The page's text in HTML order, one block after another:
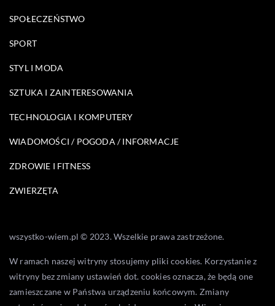
SPOŁECZEŃSTWO
SPORT
STYL I MODA
SZTUKA I ZAINTERESOWANIA
TECHNOLOGIA I KOMPUTERY
WIADOMOŚCI / POGODA / INFORMACJE
ZDROWIE I FITNESS
ZWIERZĘTA
wszystko-wiem.pl © 2023. Wszelkie prawa zastrzeżone.
W ramach naszej witryny stosujemy pliki cookies. Korzystanie z
witryny bez zmiany ustawień dot. cookies oznacza, że będą one
zamieszczane w Państwa urządzeniu końcowym. Zmiany